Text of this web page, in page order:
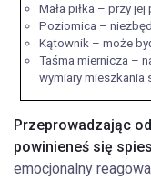
Mała piłka – przy
Poziomica –
Kątownik – może
Taśma miernicza –
wymiary mieszkania
Przeprowadzając
powinieneś się
emocjonalny